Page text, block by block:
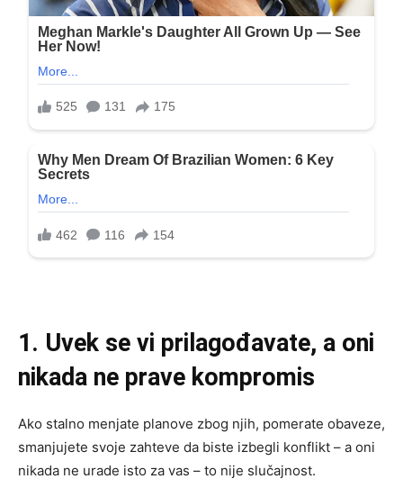
1. Uvek se vi prilagođavate, a oni
nikada ne prave kompromis
Ako stalno menjate planove zbog njih, pomerate obaveze,
smanjujete svoje zahteve da biste izbegli konflikt – a oni
nikada ne urade isto za vas – to nije slučajnost.